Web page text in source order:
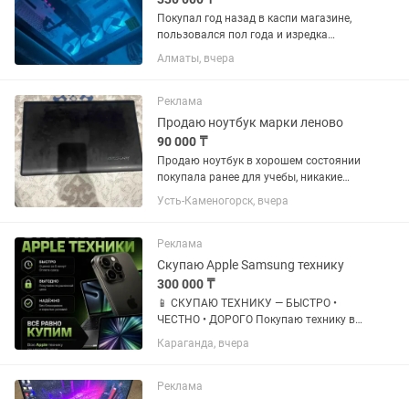
Покупал год назад в каспи магазине,
пользовался пол года и изредка
включал так как был занят работой на
ноутбуке. Есть чеки. В магазине это
Gen Intel(R) Core(TM)...
Алматы, вчера
Реклама
Продаю ноутбук марки леново
90 000 ₸
Продаю ноутбук в хорошем состоянии
покупала ранее для учебы, никакие
ремонты не были работает как новый
Усть-Каменогорск, вчера
Реклама
Скупаю Apple Samsung технику
300 000 ₸
📱 СКУПАЮ ТЕХНИКУ — БЫСТРО •
ЧЕСТНО • ДОРОГО Покупаю технику в
любом состоянии. Быстрая оценка за 5
минут ✅ Скупаю: • iPhone • Samsung •
iPhone Все модели от...
Караганда, вчера
Реклама